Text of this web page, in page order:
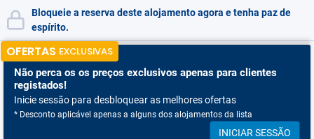
Bloqueie a reserva deste alojamento agora e tenha paz de
espírito.
OFERTAS EXCLUSIVAS
Não perca os os preços exclusivos apenas para clientes
registados!
Inicie sessão para desbloquear as melhores ofertas
* Desconto aplicável apenas a alguns dos alojamentos da lista
INICIAR SESSÃO